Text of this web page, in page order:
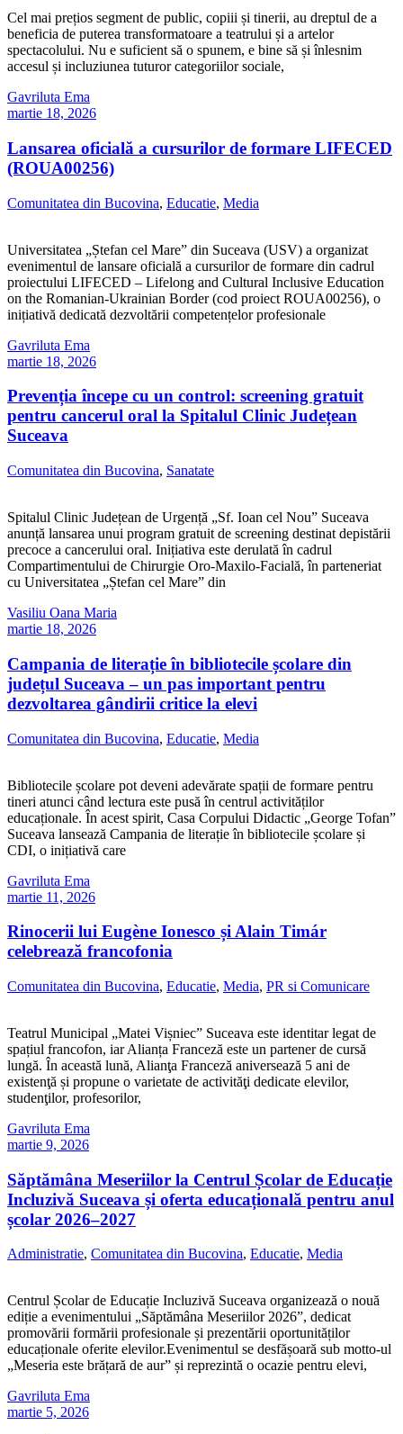
Cel mai prețios segment de public, copiii și tinerii, au dreptul de a
beneficia de puterea transformatoare a teatrului și a artelor
spectacolului. Nu e suficient să o spunem, e bine să și înlesnim
accesul și incluziunea tuturor categoriilor sociale,
Gavriluta Ema
martie 18, 2026
Lansarea oficială a cursurilor de formare LIFECED
(ROUA00256)
Comunitatea din Bucovina, Educatie, Media
Universitatea „Ștefan cel Mare” din Suceava (USV) a organizat
evenimentul de lansare oficială a cursurilor de formare din cadrul
proiectului LIFECED – Lifelong and Cultural Inclusive Education
on the Romanian-Ukrainian Border (cod proiect ROUA00256), o
inițiativă dedicată dezvoltării competențelor profesionale
Gavriluta Ema
martie 18, 2026
Prevenția începe cu un control: screening gratuit
pentru cancerul oral la Spitalul Clinic Județean
Suceava
Comunitatea din Bucovina, Sanatate
Spitalul Clinic Județean de Urgență „Sf. Ioan cel Nou” Suceava
anunță lansarea unui program gratuit de screening destinat depistării
precoce a cancerului oral. Inițiativa este derulată în cadrul
Compartimentului de Chirurgie Oro-Maxilo-Facială, în parteneriat
cu Universitatea „Ștefan cel Mare” din
Vasiliu Oana Maria
martie 18, 2026
Campania de literație în bibliotecile școlare din
județul Suceava – un pas important pentru
dezvoltarea gândirii critice la elevi
Comunitatea din Bucovina, Educatie, Media
Bibliotecile școlare pot deveni adevărate spații de formare pentru
tineri atunci când lectura este pusă în centrul activităților
educaționale. În acest spirit, Casa Corpului Didactic „George Tofan”
Suceava lansează Campania de literație în bibliotecile școlare și
CDI, o inițiativă care
Gavriluta Ema
martie 11, 2026
Rinocerii lui Eugène Ionesco și Alain Timár
celebrează francofonia
Comunitatea din Bucovina, Educatie, Media, PR si Comunicare
Teatrul Municipal „Matei Vișniec” Suceava este identitar legat de
spațiul francofon, iar Alianța Franceză este un partener de cursă
lungă. În această lună, Alianţa Franceză aniversează 5 ani de
existenţă și propune o varietate de activităţi dedicate elevilor,
studenţilor, profesorilor,
Gavriluta Ema
martie 9, 2026
Săptămâna Meseriilor la Centrul Școlar de Educație
Incluzivă Suceava și oferta educațională pentru anul
școlar 2026–2027
Administratie, Comunitatea din Bucovina, Educatie, Media
Centrul Școlar de Educație Incluzivă Suceava organizează o nouă
ediție a evenimentului „Săptămâna Meseriilor 2026”, dedicat
promovării formării profesionale și prezentării oportunităților
educaționale oferite elevilor.Evenimentul se desfășoară sub motto-ul
„Meseria este brățară de aur” și reprezintă o ocazie pentru elevi,
Gavriluta Ema
martie 5, 2026